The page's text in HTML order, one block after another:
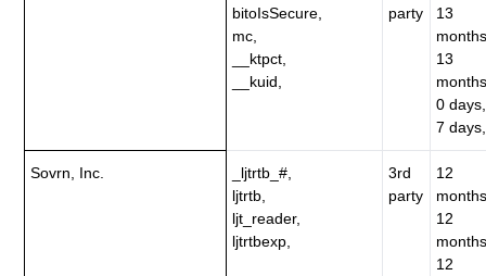
bitoIsSecure,
mc,
__ktpct,
__kuid,
party
13
13
0 days,
7 days,
Sovrn, Inc.
_ljtrtb_#,
ljtrtb,
ljt_reader,
ljtrtbexp,
3rd
party
12
12
12